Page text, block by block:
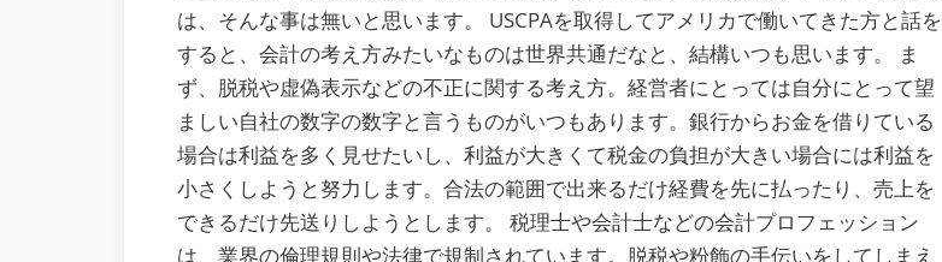
に
就
職
す
る
場
合
に
は、そんな事は無いと思います。 USCPAを取得してアメリカで働いてきた方と話を
すると、会計の考え方みたいなものは世界共通だなと、結構いつも思います。 ま
ず、脱税や虚偽表示などの不正に関する考え方。経営者にとっては自分にとって望
ましい自社の数字の数字と言うものがいつもあります。銀行からお金を借りている
場合は利益を多く見せたいし、利益が大きくて税金の負担が大きい場合には利益を
小さくしようと努力します。合法の範囲で出来るだけ経費を先に払ったり、売上を
できるだけ先送りしようとします。 税理士や会計士などの会計プロフェッション
は、業界の倫理規則や法律で規制されています。脱税や粉飾の手伝いをしてしまえ